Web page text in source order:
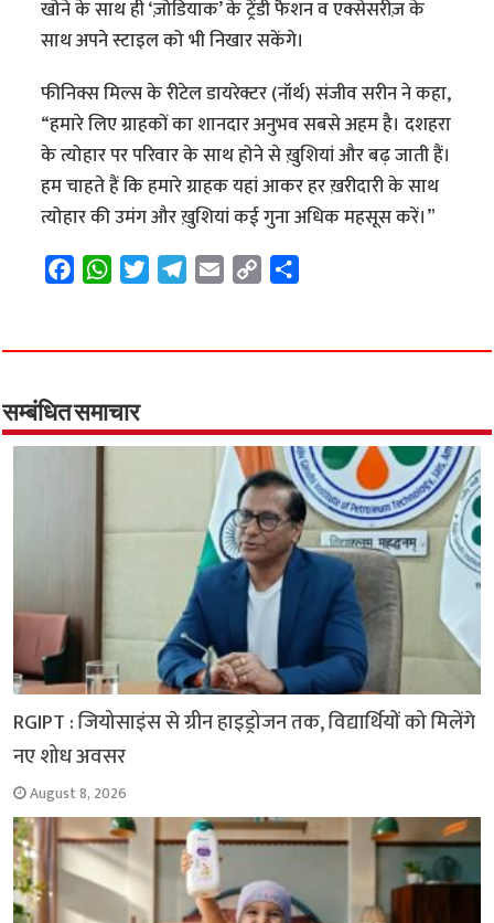
खोने के साथ ही ‘ज़ोडियाक’ के ट्रेंडी फैशन व एक्सेसरीज़ के
साथ अपने स्टाइल को भी निखार सकेंगे।
फीनिक्स मिल्स के रीटेल डायरेक्टर (नॉर्थ) संजीव सरीन ने कहा,
“हमारे लिए ग्राहकों का शानदार अनुभव सबसे अहम है। दशहरा
के त्योहार पर परिवार के साथ होने से ख़ुशियां और बढ़ जाती हैं।
हम चाहते हैं कि हमारे ग्राहक यहां आकर हर ख़रीदारी के साथ
त्योहार की उमंग और ख़ुशियां कई गुना अधिक महसूस करें।”
F
e
o
o
W
t
A
p
T
t
r
T
e
a
E
i
C
y
n
k
r
सम्बंधित समाचार
RGIPT : जियोसाइंस से ग्रीन हाइड्रोजन तक, विद्यार्थियों को मिलेंगे
नए शोध अवसर
August 8, 2026